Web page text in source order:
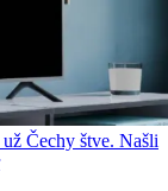
Čechy štve. Našli